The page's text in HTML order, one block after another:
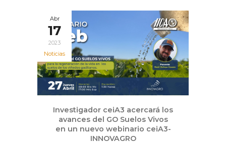
Abr
17
2023
Noticias
Investigador ceiA3 acercará los
avances del GO Suelos Vivos
en un nuevo webinario ceiA3-
INNOVAGRO